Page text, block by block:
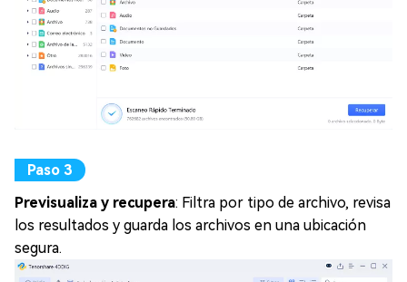
Previsualiza y recupera: Filtra por tipo de archivo, revisa
los resultados y guarda los archivos en una ubicación
segura.